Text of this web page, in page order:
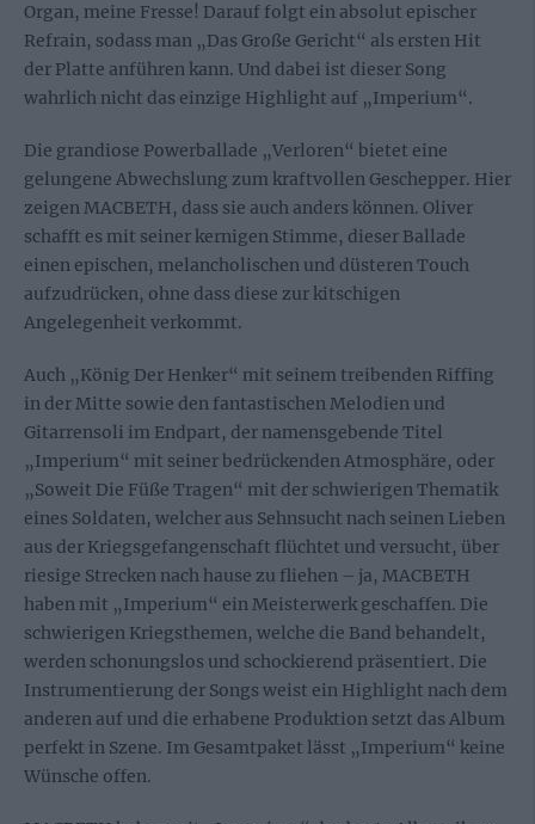
Organ, meine Fresse! Darauf folgt ein absolut epischer
Refrain, sodass man „Das Große Gericht“ als ersten Hit
der Platte anführen kann. Und dabei ist dieser Song
wahrlich nicht das einzige Highlight auf „Imperium“.
Die grandiose Powerballade „Verloren“ bietet eine
gelungene Abwechslung zum kraftvollen Geschepper. Hier
zeigen MACBETH, dass sie auch anders können. Oliver
schafft es mit seiner kernigen Stimme, dieser Ballade
einen epischen, melancholischen und düsteren Touch
aufzudrücken, ohne dass diese zur kitschigen
Angelegenheit verkommt.
Auch „König Der Henker“ mit seinem treibenden Riffing
in der Mitte sowie den fantastischen Melodien und
Gitarrensoli im Endpart, der namensgebende Titel
„Imperium“ mit seiner bedrückenden Atmosphäre, oder
„Soweit Die Füße Tragen“ mit der schwierigen Thematik
eines Soldaten, welcher aus Sehnsucht nach seinen Lieben
aus der Kriegsgefangenschaft flüchtet und versucht, über
riesige Strecken nach hause zu fliehen – ja, MACBETH
haben mit „Imperium“ ein Meisterwerk geschaffen. Die
schwierigen Kriegsthemen, welche die Band behandelt,
werden schonungslos und schockierend präsentiert. Die
Instrumentierung der Songs weist ein Highlight nach dem
anderen auf und die erhabene Produktion setzt das Album
perfekt in Szene. Im Gesamtpaket lässt „Imperium“ keine
Wünsche offen.